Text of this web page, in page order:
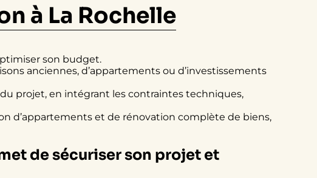
à La Rochelle
son budget.
anciennes, d’appartements ou d’investissements
projet, en intégrant les contraintes techniques,
d’appartements et de rénovation complète de biens,
de sécuriser son projet et